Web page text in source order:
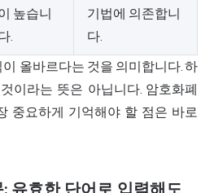
높습니
.
기법에 의존합니
다.
올바르다는 것을 의미합니다. 하
이라는 뜻은 아닙니다. 암호화폐
중요하게 기억해야 할 점은 바로